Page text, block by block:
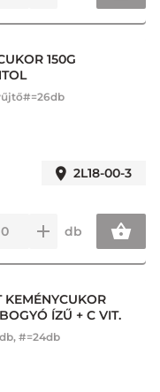
150G
2L18-00-3
db
KEMÉNYCUKOR
ÍZŰ + C VIT.
#=24db